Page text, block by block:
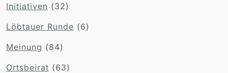
Initiativen (32)
Löbtauer Runde (6)
Meinung (84)
Ortsbeirat (63)